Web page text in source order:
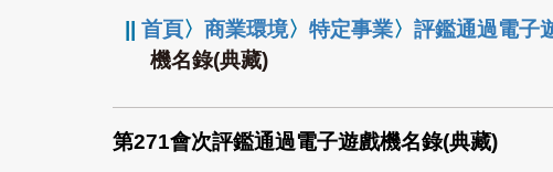
||首頁〉商業環境〉特定事業〉評鑑通過電子
機名錄(典藏)
第271會次評鑑通過電子遊戲機名錄(典藏)